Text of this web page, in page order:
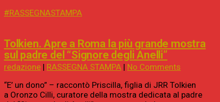
#RASSEGNASTAMPA
Tolkien. Apre a Roma la più grande mostra
sul padre del “Signore degli Anelli”
redazione | RASSEGNA STAMPA | No Comments
“E’ un dono” – raccontò Priscilla, figlia di JRR Tolkien
a Oronzo Cilli, curatore della mostra dedicata al padre